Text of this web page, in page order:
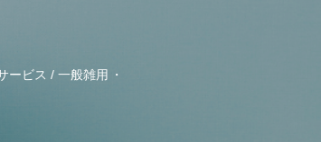
ービス / 一般雑用